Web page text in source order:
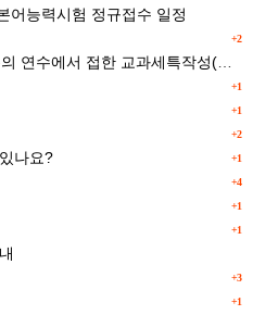
어능력시험 정규접수 일정
+2
+1
+1
+2
+1
나요?
+4
+1
+1
+3
+1